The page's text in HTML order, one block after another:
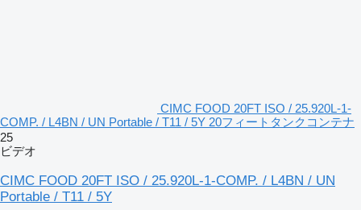
CIMC FOOD 20FT ISO / 25.920L-1-
COMP. / L4BN / UN Portable / T11 / 5Y 20フィートタンクコンテナ
25
ビデオ
CIMC FOOD 20FT ISO / 25.920L-1-COMP. / L4BN / UN
Portable / T11 / 5Y